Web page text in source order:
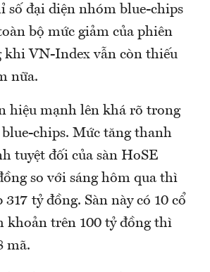
số đại diện nhóm blue-chips
bộ mức giảm của phiên
khi VN-Index vẫn còn thiếu
nữa.
hiệu mạnh lên khá rõ trong
chips. Mức tăng thanh
tuyệt đối của sàn HoSE
so với sáng hôm qua thì
tỷ đồng. Sàn này có 10 cổ
khoản trên 100 tỷ đồng thì
mã.